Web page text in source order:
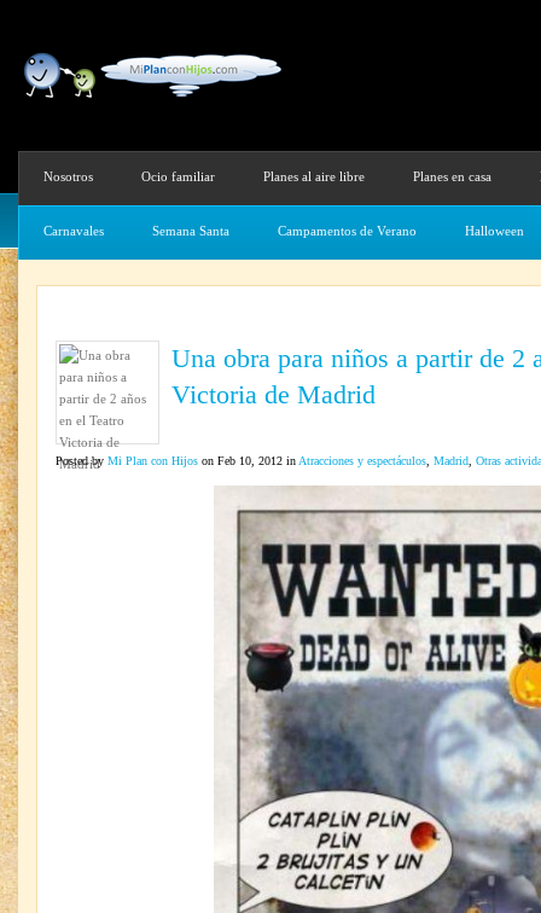
Nosotros Ocio familiar Planes al aire libre Planes en casa
Carnavales Semana Santa Campamentos de Verano Halloween
Una obra para niños a partir de 2
Victoria de Madrid
Posted by Mi Plan con Hijos on Feb 10, 2012 in Atracciones y espectáculos Madrid Otras